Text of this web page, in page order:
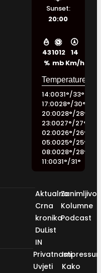
43
%
1012
mb
14
Km/h
Sunset:
20:00
14:0031°/33°
17:0028°/30°
20:0028°/28°
23:0027°/27°
02:0026°/26°
05:0025°/25°
08:0028°/28°
11:0031°/31°
Aktualno
Crna
kronika
DuList
IN
Kolumne
Podcast
Privatnosti
Uvjeti
Kako